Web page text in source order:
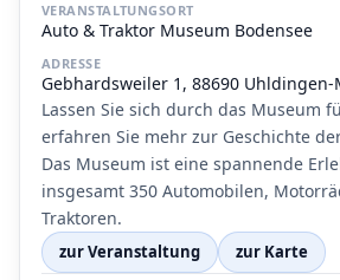
VERANSTALTUNGSORT
Auto & Traktor Museum Bodensee
ADRESSE
Gebhardsweiler 1, 88690
Lassen Sie sich durch das Museum
erfahren Sie mehr zur Geschichte
Das Museum ist eine spannende
insgesamt 350 Automobilen,
Traktoren.
zur Veranstaltung zur Karte